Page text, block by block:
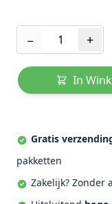
− +
In
Gratis
pakketten
Zakelijk? Zonder